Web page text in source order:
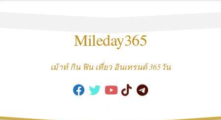
Mileday365
เม้าท์ กิน ฟิน เที่ยว อินเทรนด์ 365วัน